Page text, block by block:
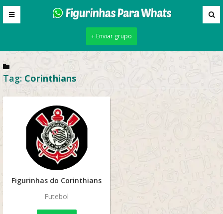
+ Enviar grupo
Tag: Corinthians
Figurinhas do Corinthians
Futebol